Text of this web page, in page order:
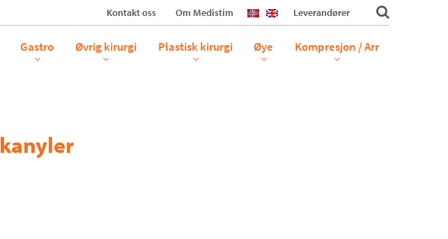
Kontakt oss Om Medistim Leverandører
Gastro Øvrig kirurgi Plastisk kirurgi Øye Kompresjon / Arr
kanyler